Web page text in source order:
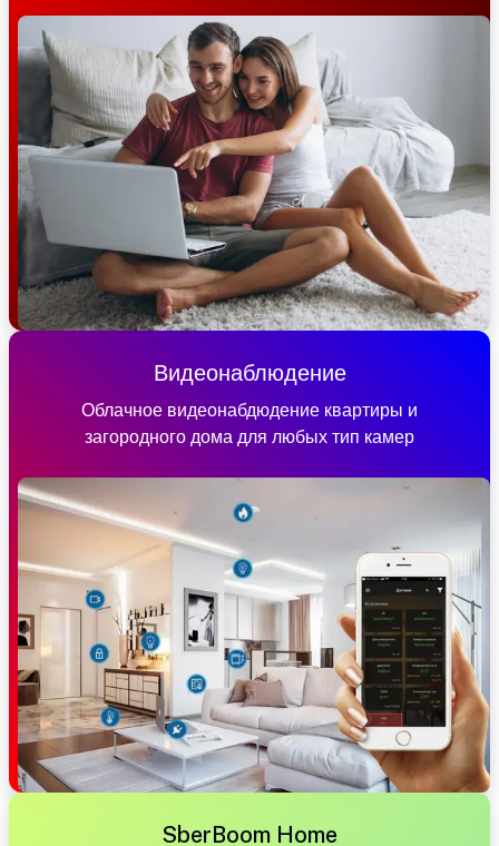
Видеонаблюдение
Облачное видеонабдюдение квартиры и
загородного дома для любых тип камер
SberBoom Home